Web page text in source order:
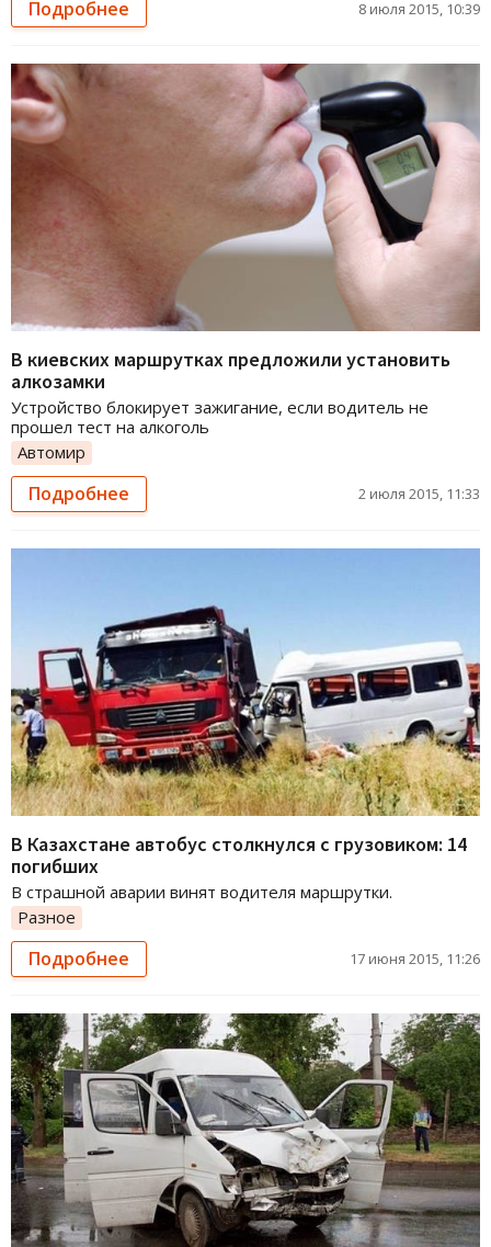
Подробнее 8 июля 2015, 10:39
В киевских маршрутках предложили установить
алкозамки
Устройство блокирует зажигание, если водитель не
прошел тест на алкоголь
Автомир
Подробнее 2 июля 2015, 11:33
В Казахстане автобус столкнулся с грузовиком: 14
погибших
В страшной аварии винят водителя маршрутки.
Разное
Подробнее 17 июня 2015, 11:26